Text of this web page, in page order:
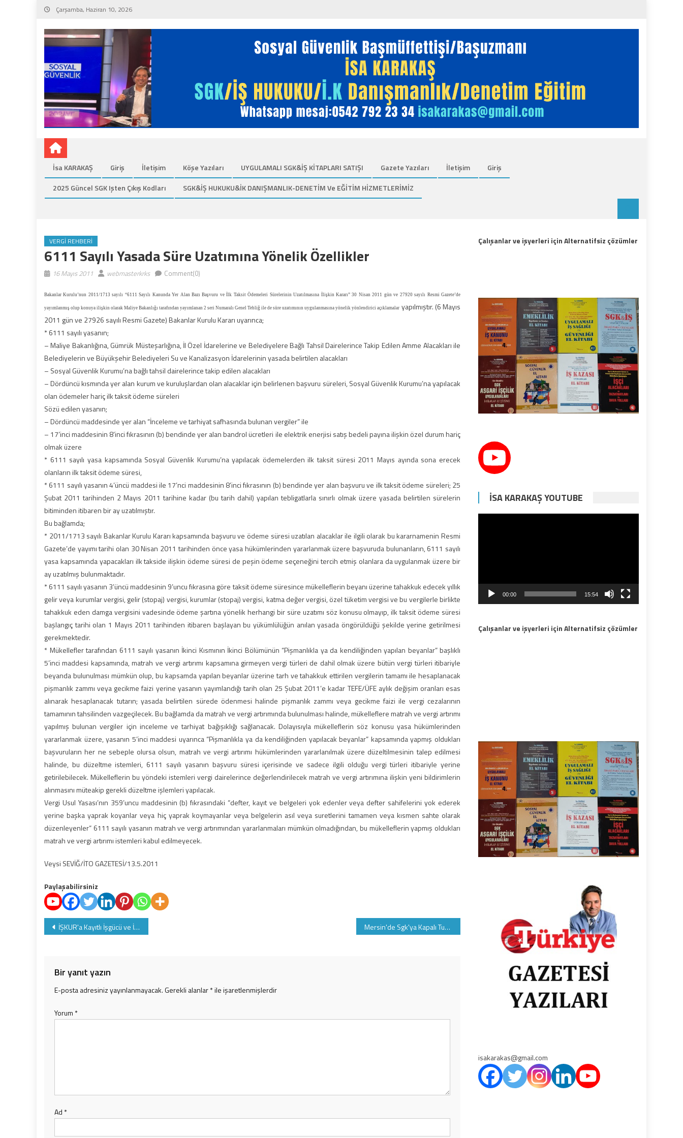
Skip
content
Çarşamba, Haziran 10, 2026
İsa KARAKAŞ Giriş İletişim Köşe Yazıları UYGULAMALI SGK&İŞ KİTAPLARI SATIŞI Gazete Yazıları İletişim
Giriş
2025 Güncel SGK Işten Çıkış Kodları
SGK&İŞ HUKUKU&İK DANIŞMANLIK-DENETİM Ve EĞİTİM HİZMETLERİMİZ
VERGI REHBERI
6111 Sayılı Yasada Süre Uzatımına Yönelik Özellikler
16 Mayıs 2011 webmasterkrks Comment(0)
Bakanlar Kurulu’nun 2011/1713 sayılı “6111 Sayılı Kanunda Yer Alan Bazı Başvuru ve İlk Taksit Ödemeleri Sürelerinin Uzatılmasına İlişkin Kararı” 30 Nisan 2011 gün ve 27920 sayılı Resmi Gazete’de
yayımlanmış olup konuya ilişkin olarak Maliye Bakanlığı tarafından yayımlanan 2 seri Numaralı Genel Tebliğ ile de süre uzatımının uygulanmasına yönelik yönlendirici açıklamalar yapılmıştır. (6 Mayıs
2011 gün ve 27926 sayılı Resmi Gazete) Bakanlar Kurulu Kararı uyarınca;
* 6111 sayılı yasanın;
– Maliye Bakanlığına, Gümrük Müsteşarlığına, İl Özel İdarelerine ve Belediyelere Bağlı Tahsil Dairelerince Takip Edilen Amme Alacakları ile
Belediyelerin ve Büyükşehir Belediyeleri Su ve Kanalizasyon İdarelerinin yasada belirtilen alacakları
– Sosyal Güvenlik Kurumu’na bağlı tahsil dairelerince takip edilen alacakları
– Dördüncü kısmında yer alan kurum ve kuruluşlardan olan alacaklar için belirlenen başvuru süreleri, Sosyal Güvenlik Kurumu’na yapılacak
olan ödemeler hariç ilk taksit ödeme süreleri
Sözü edilen yasanın;
– Dördüncü maddesinde yer alan “İnceleme ve tarhiyat safhasında bulunan vergiler” ile
– 17’inci maddesinin 8’inci fıkrasının (b) bendinde yer alan bandrol ücretleri ile elektrik enerjisi satış bedeli payına ilişkin özel durum hariç
olmak üzere
* 6111 sayılı yasa kapsamında Sosyal Güvenlik Kurumu’na yapılacak ödemelerden ilk taksit süresi 2011 Mayıs ayında sona erecek
olanların ilk taksit ödeme süresi,
* 6111 sayılı yasanın 4’üncü maddesi ile 17’nci maddesinin 8’inci fıkrasının (b) bendinde yer alan başvuru ve ilk taksit ödeme süreleri; 25
Şubat 2011 tarihinden 2 Mayıs 2011 tarihine kadar (bu tarih dahil) yapılan tebligatlarla sınırlı olmak üzere yasada belirtilen sürelerin
bitiminden itibaren bir ay uzatılmıştır.
Bu bağlamda;
* 2011/1713 sayılı Bakanlar Kurulu Kararı kapsamında başvuru ve ödeme süresi uzatılan alacaklar ile ilgili olarak bu kararnamenin Resmi
Gazete’de yayımı tarihi olan 30 Nisan 2011 tarihinden önce yasa hükümlerinden yararlanmak üzere başvuruda bulunanların, 6111 sayılı
yasa kapsamında yapacakları ilk takside ilişkin ödeme süresi de peşin ödeme seçeneğini tercih etmiş olanlara da uygulanmak üzere bir
ay uzatılmış bulunmaktadır.
* 6111 sayılı yasanın 3’üncü maddesinin 9’uncu fıkrasına göre taksit ödeme süresince mükelleflerin beyanı üzerine tahakkuk edecek yıllık
gelir veya kurumlar vergisi, gelir (stopaj) vergisi, kurumlar (stopaj) vergisi, katma değer vergisi, özel tüketim vergisi ve bu vergilerle birlikte
tahakkuk eden damga vergisini vadesinde ödeme şartına yönelik herhangi bir süre uzatımı söz konusu olmayıp, ilk taksit ödeme süresi
başlangıç tarihi olan 1 Mayıs 2011 tarihinden itibaren başlayan bu yükümlülüğün anılan yasada öngörüldüğü şekilde yerine getirilmesi
gerekmektedir.
* Mükellefler tarafından 6111 sayılı yasanın İkinci Kısmının İkinci Bölümünün “Pişmanlıkla ya da kendiliğinden yapılan beyanlar” başlıklı
5’inci maddesi kapsamında, matrah ve vergi artırımı kapsamına girmeyen vergi türleri de dahil olmak üzere bütün vergi türleri itibariyle
beyanda bulunulması mümkün olup, bu kapsamda yapılan beyanlar üzerine tarh ve tahakkuk ettirilen vergilerin tamamı ile hesaplanacak
pişmanlık zammı veya gecikme faizi yerine yasanın yayımlandığı tarih olan 25 Şubat 2011’e kadar TEFE/ÜFE aylık değişim oranları esas
alınarak hesaplanacak tutarın; yasada belirtilen sürede ödenmesi halinde pişmanlık zammı veya gecikme faizi ile vergi cezalarının
tamamının tahsilinden vazgeçilecek. Bu bağlamda da matrah ve vergi artırımında bulunulması halinde, mükelleflere matrah ve vergi artırımı
yapılmış bulunan vergiler için inceleme ve tarhiyat bağışıklığı sağlanacak. Dolayısıyla mükelleflerin söz konusu yasa hükümlerinden
yararlanmak üzere, yasanın 5’inci maddesi uyarınca “Pişmanlıkla ya da kendiliğinden yapılacak beyanlar” kapsamında yapmış oldukları
başvuruların her ne sebeple olursa olsun, matrah ve vergi artırımı hükümlerinden yararlanılmak üzere düzeltilmesinin talep edilmesi
halinde, bu düzeltme istemleri, 6111 sayılı yasanın başvuru süresi içerisinde ve sadece ilgili olduğu vergi türleri itibariyle yerine
getirilebilecek. Mükelleflerin bu yöndeki istemleri vergi dairelerince değerlendirilecek matrah ve vergi artırımına ilişkin yeni bildirimlerin
alınmasını müteakip gerekli düzeltme işlemleri yapılacak.
Vergi Usul Yasası’nın 359’uncu maddesinin (b) fıkrasındaki “defter, kayıt ve belgeleri yok edenler veya defter sahifelerini yok ederek
yerine başka yaprak koyanlar veya hiç yaprak koymayanlar veya belgelerin asıl veya suretlerini tamamen veya kısmen sahte olarak
düzenleyenler“ 6111 sayılı yasanın matrah ve vergi artırımından yararlanmaları mümkün olmadığından, bu mükelleflerin yapmış oldukları
matrah ve vergi artırımı istemleri kabul edilmeyecek.
Veysi SEVİĞ/İTO GAZETESİ/13.5.2011
Paylaşabilirsiniz
Yazı
İŞKUR'a Kayıtlı İşgücü ve İşsiz Bilgileri Mersin'de Sgk'ya Kapalı Tuvalet Soruşturması
Bir yanıt yazın
E-posta adresiniz yayınlanmayacak.Gerekli alanlar*ile işaretlenmişlerdir
Yorum *
Ad *
Çalışanlar ve işyerleri için Alternatifsiz çözümler
İSA KARAKAŞ YOUTUBE
00:00 15:54
Çalışanlar ve işyerleri için Alternatifsiz çözümler
isakarakas@gmail.com